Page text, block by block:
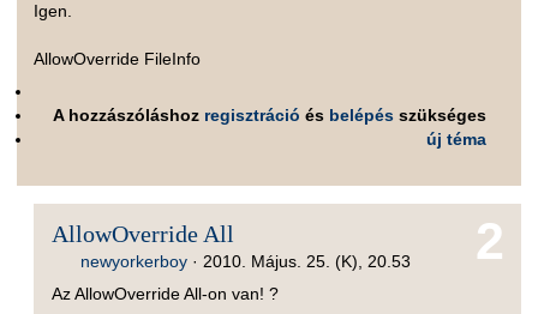
Igen.
AllowOverride FileInfo
A hozzászóláshoz regisztráció és belépés szükséges
új téma
2
AllowOverride All
newyorkerboy· 2010. Május. 25. (K), 20.53
Az AllowOverride All-on van! ?